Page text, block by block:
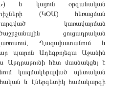
և կայուն օրգանական
(ԿՕԱ) հեռացման
կառավարման
ցուցադրական
Ղազախստանում և
պարոն Ադեգբոյեգա Աջանին
հետ մասնակցել է
կազմակերպված պետական
և էներգետիկ համակարգի